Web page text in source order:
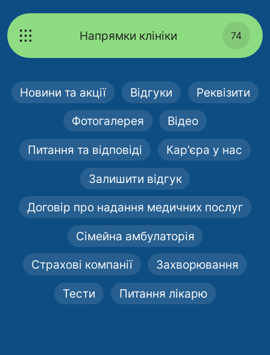
Напрямки клініки 74
Новини та акції Відгуки Реквізити
Фотогалерея Відео
Питання та відповіді Кар'єра у нас
Залишити відгук
Договір про надання медичних послуг
Сімейна амбулаторія
Страхові компанії Захворювання
Тести Питання лікарю